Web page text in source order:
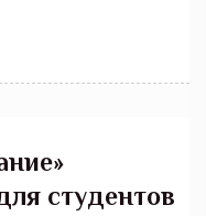
студентов